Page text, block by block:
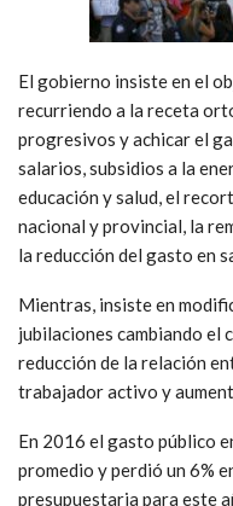
El gobierno insiste en el
recurriendo a la receta
progresivos y achicar el
salarios, subsidios a la
educación y salud, el
nacional y provincial, la
la reducción del gasto en
Mientras, insiste en
jubilaciones cambiando el
reducción de la relación
trabajador activo y
En 2016 el gasto público
promedio y perdió un 6%
presupuestaria para este